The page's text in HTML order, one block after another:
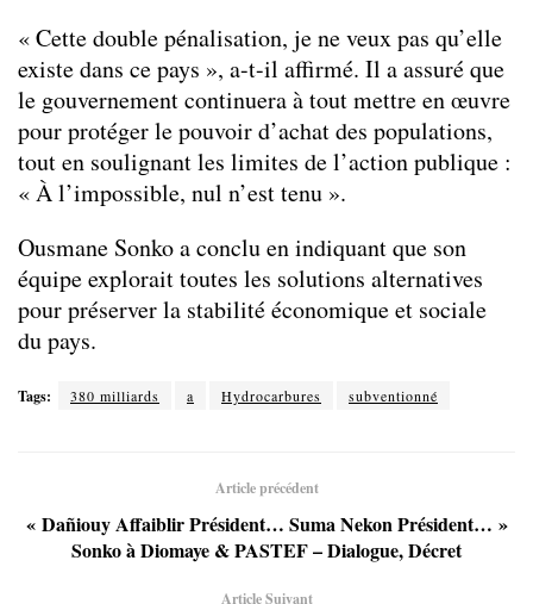
« Cette double pénalisation, je ne veux pas qu’elle
existe dans ce pays », a-t-il affirmé. Il a assuré que
le gouvernement continuera à tout mettre en œuvre
pour protéger le pouvoir d’achat des populations,
tout en soulignant les limites de l’action publique :
« À l’impossible, nul n’est tenu ».
Ousmane Sonko a conclu en indiquant que son
équipe explorait toutes les solutions alternatives
pour préserver la stabilité économique et sociale
du pays.
Tags: 380 milliards a Hydrocarbures subventionné
Article précédent
« Dañiouy Affaiblir Président… Suma Nekon Président… »
Sonko à Diomaye & PASTEF – Dialogue, Décret
Article Suivant